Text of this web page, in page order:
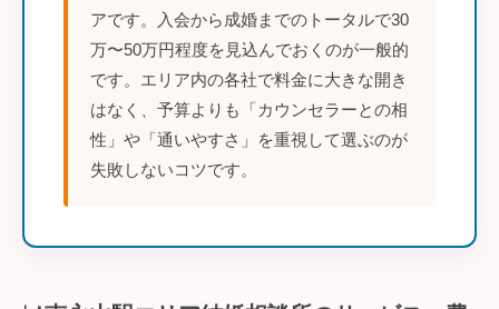
アです。入会から成婚までのトータルで30
万〜50万円程度を見込んでおくのが一般的
です。エリア内の各社で料金に大きな開き
はなく、予算よりも「カウンセラーとの相
性」や「通いやすさ」を重視して選ぶのが
失敗しないコツです。